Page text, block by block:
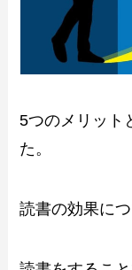
5つのメリット
た。
読書の効果に